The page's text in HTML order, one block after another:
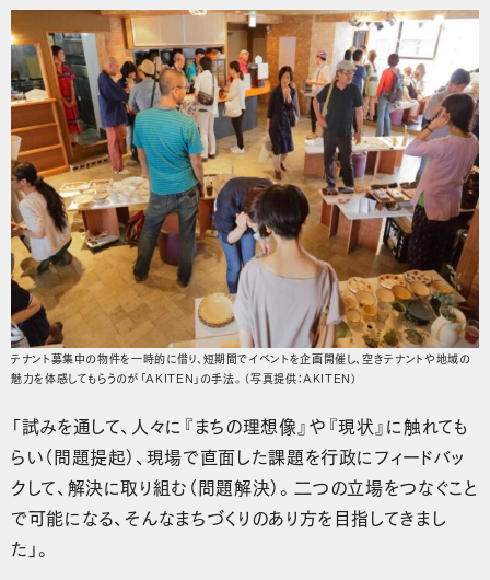
テナント募集中の物件を一時的に借り、短期間でイベントを企画開催し、空きテナントや地域の
魅力を体感してもらうのが「AKITEN」の手法。（写真提供：AKITEN）
「試みを通して、人々に『まちの理想像』や『現状』に触れても
らい（問題提起）、現場で直面した課題を行政にフィードバッ
クして、解決に取り組む（問題解決）。二つの立場をつなぐこと
で可能になる、そんなまちづくりのあり方を目指してきまし
た」。